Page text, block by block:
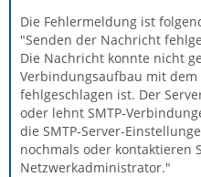
Die Fehlermeldung ist
"Senden der Nachricht
Die Nachricht konnte nicht
Verbindungsaufbau mit dem
fehlgeschlagen ist. Der
oder lehnt SMTP-
die SMTP-Server-
nochmals oder kontaktieren
Netzwerkadministrator."